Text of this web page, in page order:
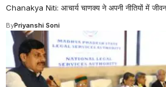
Chanakya Niti: आचार्य चाणक्य ने अपनी नीतियों में
ByPriyanshi Soni